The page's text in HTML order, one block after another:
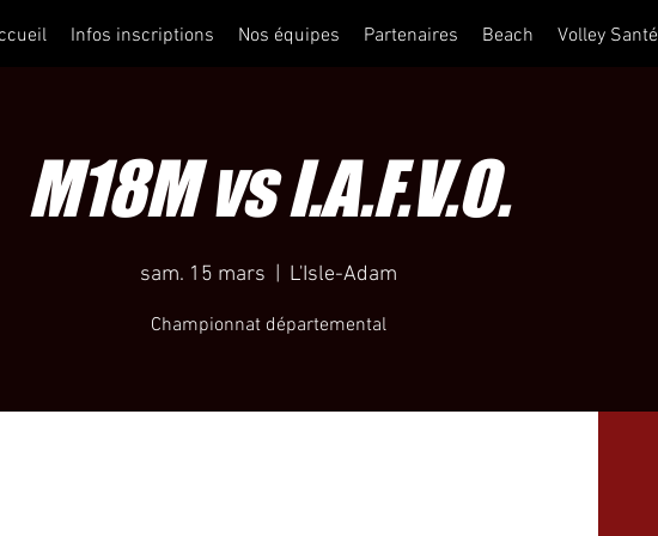
Infos inscriptions Nos équipes Partenaires Beach Volley Santé
M18M vs I.A.F.V.O.
sam. 15 mars L'Isle-Adam
Championnat départemental